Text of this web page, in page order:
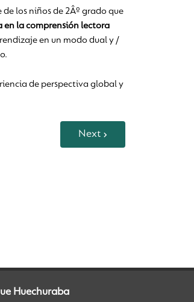
los niños de 2Âº grado que
en la comprensión lectora
en un modo dual y /
de perspectiva global y
Next
Huechuraba